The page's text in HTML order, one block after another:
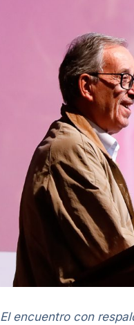
El encuentro con